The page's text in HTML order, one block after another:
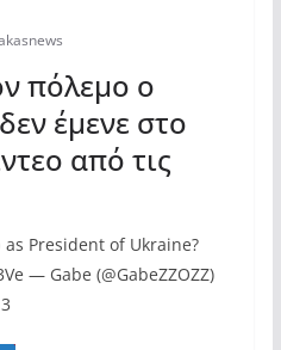
πόλεμο ο
έμενε στο
από τις
President of Ukraine?
— Gabe (@GabeZZOZZ)